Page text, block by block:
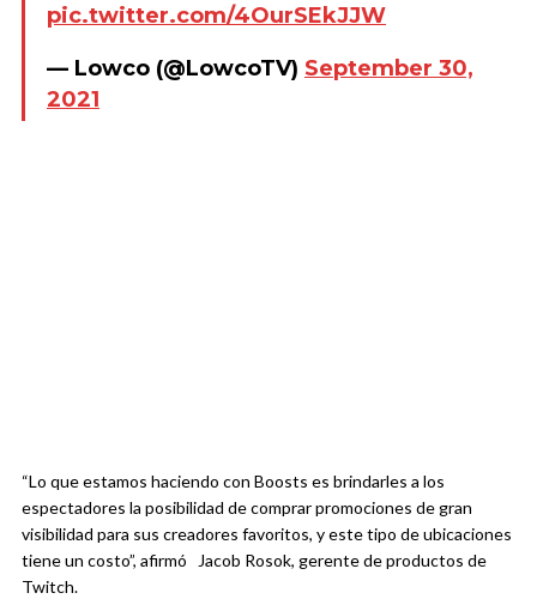
pic.twitter.com/4OurSEkJJW
— Lowco (@LowcoTV) September 30,
2021
“Lo que estamos haciendo con Boosts es brindarles a los
espectadores la posibilidad de comprar promociones de gran
visibilidad para sus creadores favoritos, y este tipo de ubicaciones
tiene un costo”, afirmó Jacob Rosok, gerente de productos de
Twitch.